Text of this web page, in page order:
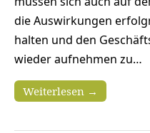
die Auswirkungen
halten und den
wieder aufnehmen zu…
Weiterlesen →